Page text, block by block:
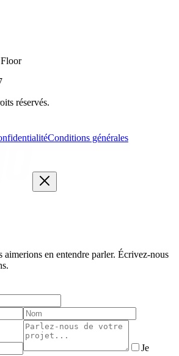
réservés.
Conditions générales
en entendre parler. Écrivez-nous
Je